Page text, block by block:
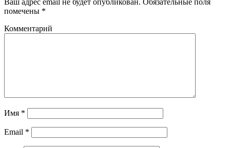
Ваш адрес email не будет опубликован. Обязательные поля
помечены *
Комментарий
Имя *
Email *